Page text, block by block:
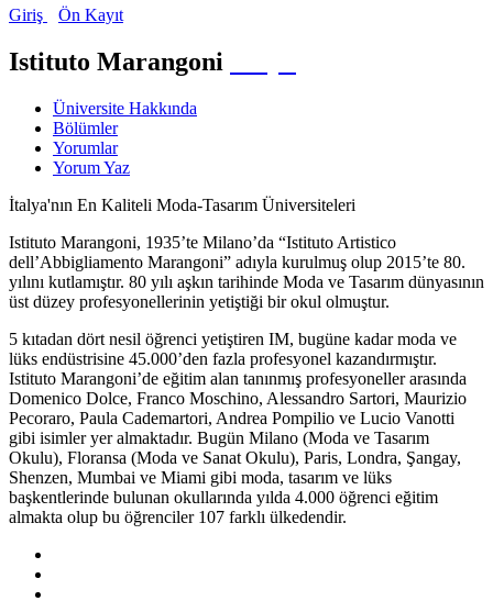
Giriş Ön Kayıt
Istituto Marangoni
Üniversite Hakkında
Bölümler
Yorumlar
Yorum Yaz
İtalya'nın En Kaliteli Moda-Tasarım Üniversiteleri
Istituto Marangoni, 1935’te Milano’da “Istituto Artistico
dell’Abbigliamento Marangoni” adıyla kurulmuş olup 2015’te 80.
yılını kutlamıştır. 80 yılı aşkın tarihinde Moda ve Tasarım dünyasının
üst düzey profesyonellerinin yetiştiği bir okul olmuştur.
5 kıtadan dört nesil öğrenci yetiştiren IM, bugüne kadar moda ve
lüks endüstrisine 45.000’den fazla profesyonel kazandırmıştır.
Istituto Marangoni’de eğitim alan tanınmış profesyoneller arasında
Domenico Dolce, Franco Moschino, Alessandro Sartori, Maurizio
Pecoraro, Paula Cademartori, Andrea Pompilio ve Lucio Vanotti
gibi isimler yer almaktadır. Bugün Milano (Moda ve Tasarım
Okulu), Floransa (Moda ve Sanat Okulu), Paris, Londra, Şangay,
Shenzen, Mumbai ve Miami gibi moda, tasarım ve lüks
başkentlerinde bulunan okullarında yılda 4.000 öğrenci eğitim
almakta olup bu öğrenciler 107 farklı ülkedendir.